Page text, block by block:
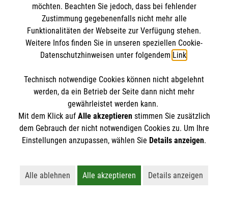
Kontakt
Malteser in Deutschland
Malteserorden
Sharepoint
Spendenkonto
Pax-Bank für Kirche und Caritas eG
IBAN: DE22 3706 0193 4001 1551 51
BIC / S.W.I.F.T: GENODED1PAX
So finden Sie uns
Werkstraße 11
68519 Viernheim
E-Mail:info@malteser-viernheim.de
Der Malteser Hilfsdienst e.V. ist als eingetragene
Gewerbesteuer befreit.
möchten. Beachten Sie jedoch, dass bei fehlender
Zustimmung gegebenenfalls nicht mehr alle
Funktionalitäten der Webseite zur Verfügung stehen.
Weitere Infos finden Sie in unseren speziellen Cookie-
Datenschutzhinweisen unter folgendem Link.
Technisch notwendige Cookies können nicht abgelehnt
werden, da ein Betrieb der Seite dann nicht mehr
gewährleistet werden kann.
Mit dem Klick auf Alle akzeptierenstimmen Sie zusätzlich
dem Gebrauch der nicht notwendigen Cookies zu. Um Ihre
Einstellungen anzupassen, wählen Sie Details anzeigen.
Alle ablehnen
Lehnt alle nicht-essentiellen Cookies ab
Alle akzeptieren
Akzeptiert alle Cookies
Details anzeigen